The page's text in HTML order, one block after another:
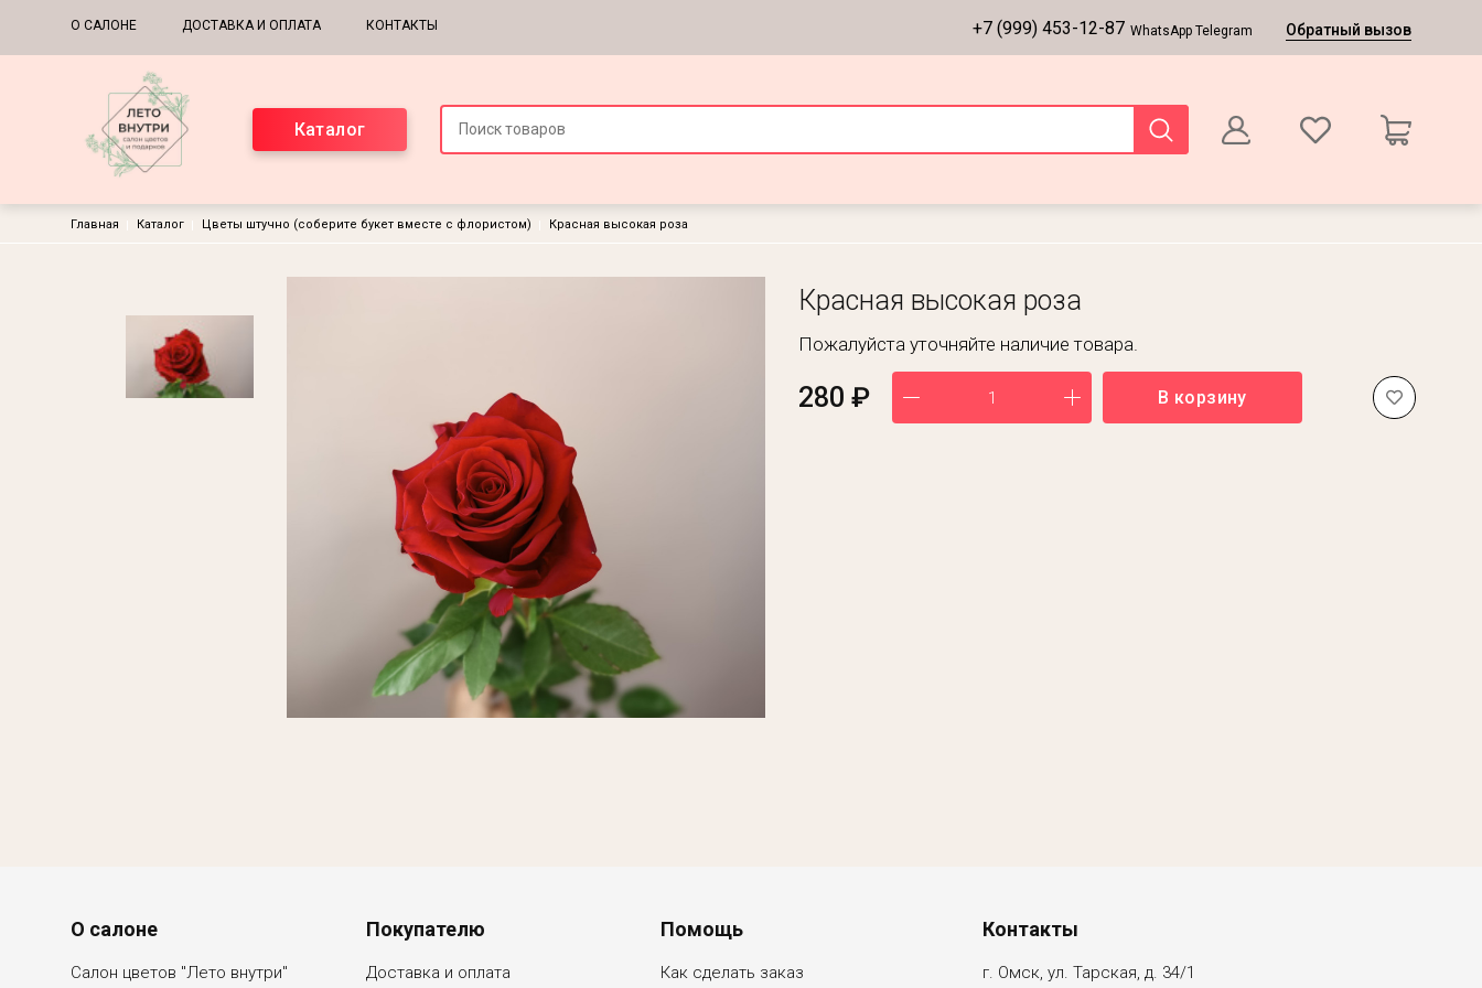
Основная навигация
О САЛОНЕ ДОСТАВКА И ОПЛАТА КОНТАКТЫ +7 (999) 453-12-87 WhatsApp Telegram Обратный вызов
Каталог
Строка навигации
Главная Каталог Цветы штучно (соберите букет вместе с флористом) Красная высокая роза
Красная высокая роза
Пожалуйста уточняйте наличие товара.
280 ₽ В корзину
Menu footer
О салоне
Салон цветов "Лето внутри"
Покупателю
Доставка и оплата
Помощь
Как сделать заказ
Контакты
г. Омск, ул. Тарская, д. 34/1